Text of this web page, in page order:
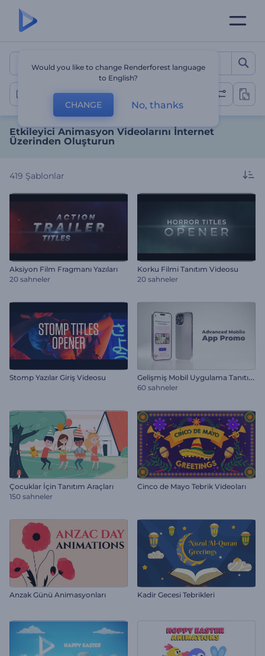
Etkileyici Animasyon
Animasyon Videoları
Etkileyici Animasyon Videolarını İnternet
Üzerinden Oluşturun
419 Şablonlar
Aksiyon Film Fragmanı Yazıları
20 sahneler
Korku Filmi Tanıtım Videosu
20 sahneler
Stomp Yazılar Giriş Videosu G
elişmiş Mobil Uygulama Tanıtımı
60 sahneler
Çocuklar İçin Tanıtım Araçları
150 sahneler
Cinco de Mayo Tebrik Videoları
Anzak Günü Animasyonları Kadir Gecesi Tebrikleri
Would you like to change Renderforest language
to English?
CHANGE No, thanks